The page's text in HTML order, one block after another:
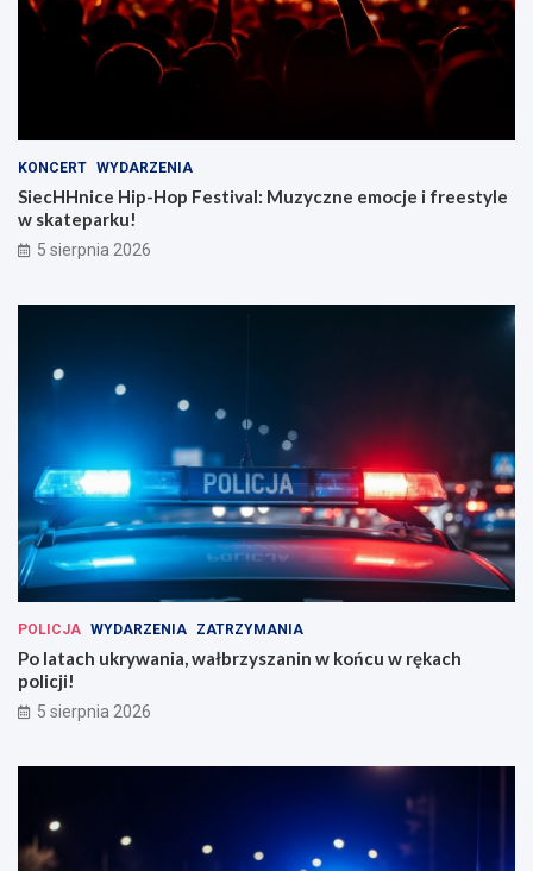
KONCERT WYDARZENIA
SiecHHnice Hip-Hop Festival: Muzyczne emocje i freestyle
w skateparku!
5 sierpnia 2026
POLICJA WYDARZENIA ZATRZYMANIA
Po latach ukrywania, wałbrzyszanin w końcu w rękach
policji!
5 sierpnia 2026